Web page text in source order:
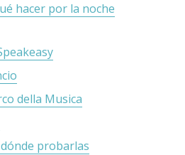
hacer por la noche
della Musica
probarlas